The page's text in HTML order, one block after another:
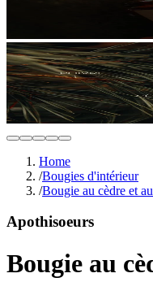
Home
/Bougies d'intérieur
/Bougie au cèdre et
Apothisoeurs
Bougie au